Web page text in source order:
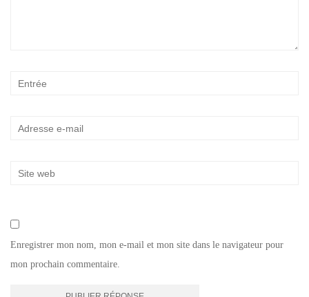
Enregistrer mon nom, mon e-mail et mon site dans le navigateur pour
mon prochain commentaire.